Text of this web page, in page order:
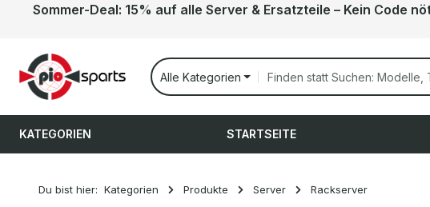
Hauptinhalt springen
Zur Suche springen
Zur Hauptnavigation springen
Sommer-Deal: 15% auf alle Server & Ersatzteile – Kein Code
Alle Kategorien
KATEGORIEN STARTSEITE
Du bist hier: Kategorien Produkte Server Rackserver